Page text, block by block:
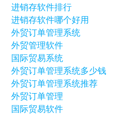
进销存软件排行
进销存软件哪个好用
外贸订单管理系统
外贸管理软件
国际贸易系统
外贸订单管理系统多少钱
外贸订单管理系统推荐
外贸订单管理
国际贸易软件